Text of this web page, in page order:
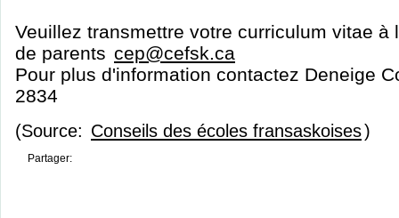
Veuillez transmettre votre curriculum vitae à
de parents cep@cefsk.ca
Pour plus d'information contactez Deneige
2834
(Source: Conseils des écoles fransaskoises)
Partager: